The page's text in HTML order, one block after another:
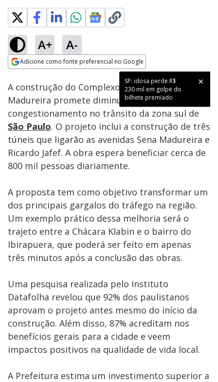
A+ A-
Adicione como fonte preferencial no Google
SP: idosa perde R$
230 mil em golpe do
bilhete premiado
Ativar
Loaded
54.71%
A construção do Complexo Viário Sena
Madureira promete diminuir o
congestionamento no trânsito da zona sul de
São Paulo. O projeto inclui a construção de três
túneis que ligarão as avenidas Sena Madureira e
Ricardo Jafef. A obra espera beneficiar cerca de
800 mil pessoas diariamente.
A proposta tem como objetivo transformar um
dos principais gargalos do tráfego na região.
Um exemplo prático dessa melhoria será o
trajeto entre a Chácara Klabin e o bairro do
Ibirapuera, que poderá ser feito em apenas
três minutos após a conclusão das obras.
Uma pesquisa realizada pelo Instituto
Datafolha revelou que 92% dos paulistanos
aprovam o projeto antes mesmo do início da
construção. Além disso, 87% acreditam nos
benefícios gerais para a cidade e veem
impactos positivos na qualidade de vida local.
A Prefeitura estima um investimento superior a